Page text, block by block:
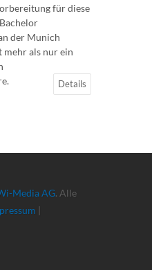
für diese
der Munich
mehr als nur ein
Details
Media AG. Alle
|